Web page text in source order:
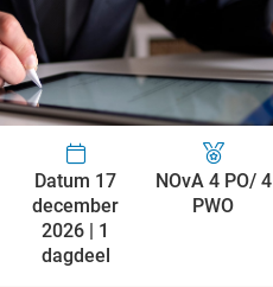
Datum 17
december
2026 | 1
dagdeel
NOvA 4 PO/ 4
PWO